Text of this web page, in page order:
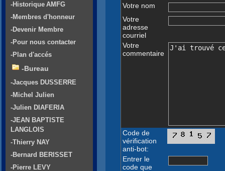
Votre nom
Votre
adresse
courriel
Votre
commentaire
Code de
vérification
anti-bot:
Entrer le
code que
-Historique AMFG
-Membres d'honneur
-Devenir Membre
-Pour nous contacter
-Plan d'accés
-Bureau
-Jacques DUSSERRE
-Michel Julien
-Julien DIAFERIA
-JEAN BAPTISTE
LANGLOIS
-Thierry NAY
-Bernard BERISSET
-Pierre LEVY